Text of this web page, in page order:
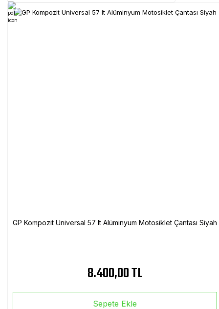
GP Kompozit Universal 57 lt Alüminyum Motosiklet Çantası Siyah
8.400,00 TL
Sepete Ekle